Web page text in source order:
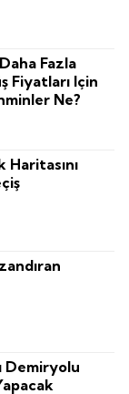
Fazla
Fiyatları Için
Ne?
Demiryolu